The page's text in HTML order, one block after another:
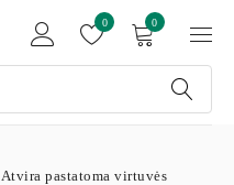
0
0
Atvira pastatoma virtuvės